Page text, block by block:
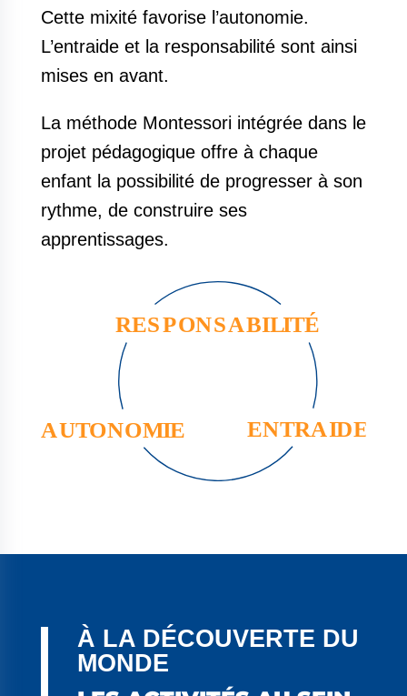
Cette mixité favorise l’autonomie.
L’entraide et la responsabilité sont ainsi
mises en avant.
La méthode Montessori intégrée dans le
projet pédagogique offre à chaque
enfant la possibilité de progresser à son
rythme, de construire ses
apprentissages.
À LA DÉCOUVERTE DU
MONDE